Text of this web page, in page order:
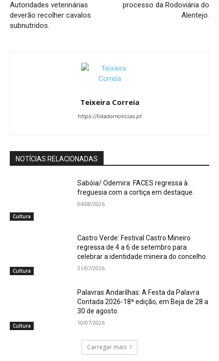
Autoridades veterinárias
deverão recolher cavalos
subnutridos.
processo da Rodoviária do
Alentejo.
Teixeira Correia
https://lidadornoticias.pt
NOTÍCIAS RELACIONADAS
Cultura
Sabóia/ Odemira: FACES regressa à
freguesia com a cortiça em destaque.
04/08/2026
Cultura
Castro Verde: Festival Castro Mineiro
regressa de 4 a 6 de setembro para
celebrar a identidade mineira do concelho.
31/07/2026
Cultura
Palavras Andarilhas: A Festa da Palavra
Contada 2026-18ª edição, em Beja de 28 a
30 de agosto.
10/07/2026
Carregar mais